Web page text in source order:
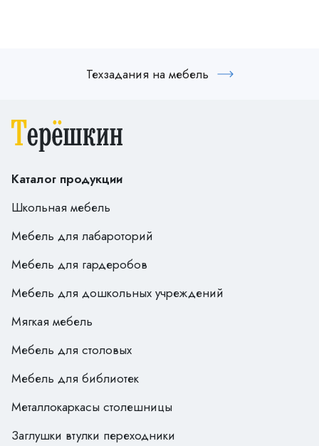
Техзадания на мебель
Каталог продукции
Школьная мебель
Мебель для лабароторий
Мебель для гардеробов
Мебель для дошкольных учреждений
Мягкая мебель
Мебель для столовых
Мебель для библиотек
Металлокаркасы столешницы
Заглушки втулки переходники